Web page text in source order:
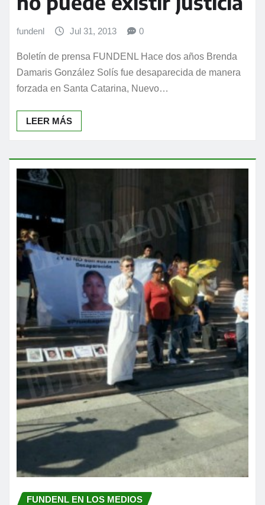
fundenl Jul 31, 2013 0
Boletín de prensa FUNDENL Hace dos años Brenda
Damaris González Solís fue desaparecida de manera
forzada en Santa Catarina, Nuevo…
LEER MÁS
FUNDENL EN LOS MEDIOS